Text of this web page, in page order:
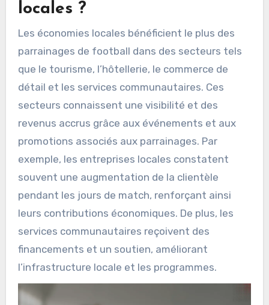
locales ?
Les économies locales bénéficient le plus des
parrainages de football dans des secteurs tels
que le tourisme, l’hôtellerie, le commerce de
détail et les services communautaires. Ces
secteurs connaissent une visibilité et des
revenus accrus grâce aux événements et aux
promotions associés aux parrainages. Par
exemple, les entreprises locales constatent
souvent une augmentation de la clientèle
pendant les jours de match, renforçant ainsi
leurs contributions économiques. De plus, les
services communautaires reçoivent des
financements et un soutien, améliorant
l’infrastructure locale et les programmes.